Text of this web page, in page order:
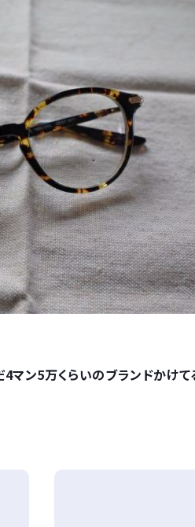
マン5万くらいのブランドかけて